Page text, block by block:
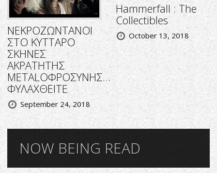
ΝΕΚΡΟΖΩΝΤΑΝΟΙ
ΣΤΟ ΚΥΤΤΑΡΟ
ΣΚΗΝΕΣ
ΑΚΡΑΤΗΤΗΣ
METALΟΦΡΟΣΥΝΗΣ…
ΦΥΛΑΧΘΕΙΤΕ
September 24, 2018
Hammerfall : The
Collectibles
October 13, 2018
NOW BEING READ